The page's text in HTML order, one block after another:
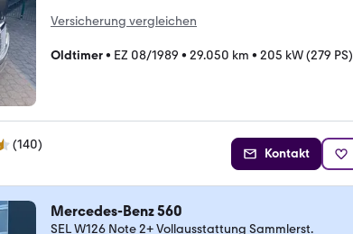
Versicherung vergleichen
Oldtimer• EZ 08/1989 • 29.050 km • 205 kW (279 PS)
(140)
Kontakt
Mercedes-Benz 560
SEL W126 Note 2+ Vollausstattung Sammlerst.